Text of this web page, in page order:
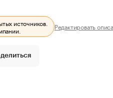
источников.
Редактировать